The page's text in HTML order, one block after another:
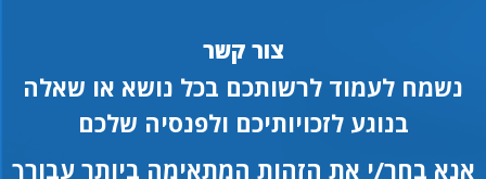
צור קשר
נשמח לעמוד לרשותכם בכל נושא או שאלה
בנוגע לזכויותיכם ולפנסיה שלכם
אנא בחר/י את הזהות המתאימה ביותר עבורך